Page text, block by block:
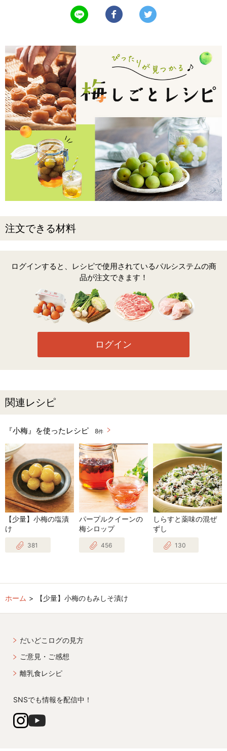
LINEで送る Facebookでシェアする
注文できる材料
ログインすると、レシピで使用されているパルシステムの商
品が注文できます！
ログイン
関連レシピ
『小梅』を使ったレシピ 8件
【少量】小梅の塩漬
け
381
パープルクイーンの
梅シロップ
456
しらすと薬味の混ぜ
ずし
130
ホーム 【少量】小梅のもみしそ漬け
だいどこログの見方
ご意見・ご感想
離乳食レシピ
SNSでも情報を配信中！